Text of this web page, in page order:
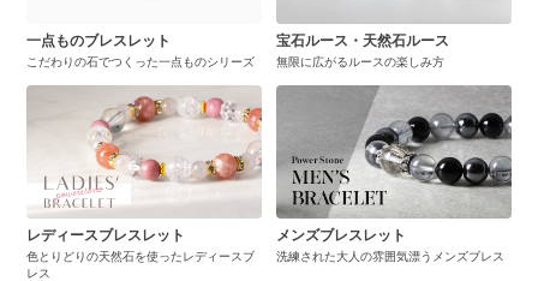
一点ものブレスレット
こだわりの石でつくった一点ものシリーズ
宝石ルース・天然石ルース
無限に広がるルースの楽しみ方
レディースブレスレット
色とりどりの天然石を使ったレディースブ
レス
メンズブレスレット
洗練された大人の雰囲気漂うメンズブレス